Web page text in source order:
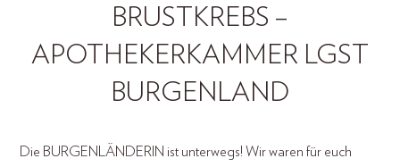
BRUSTKREBS –
APOTHEKERKAMMER LGST
BURGENLAND
Die BURGENLÄNDERIN ist unterwegs! Wir waren für euch